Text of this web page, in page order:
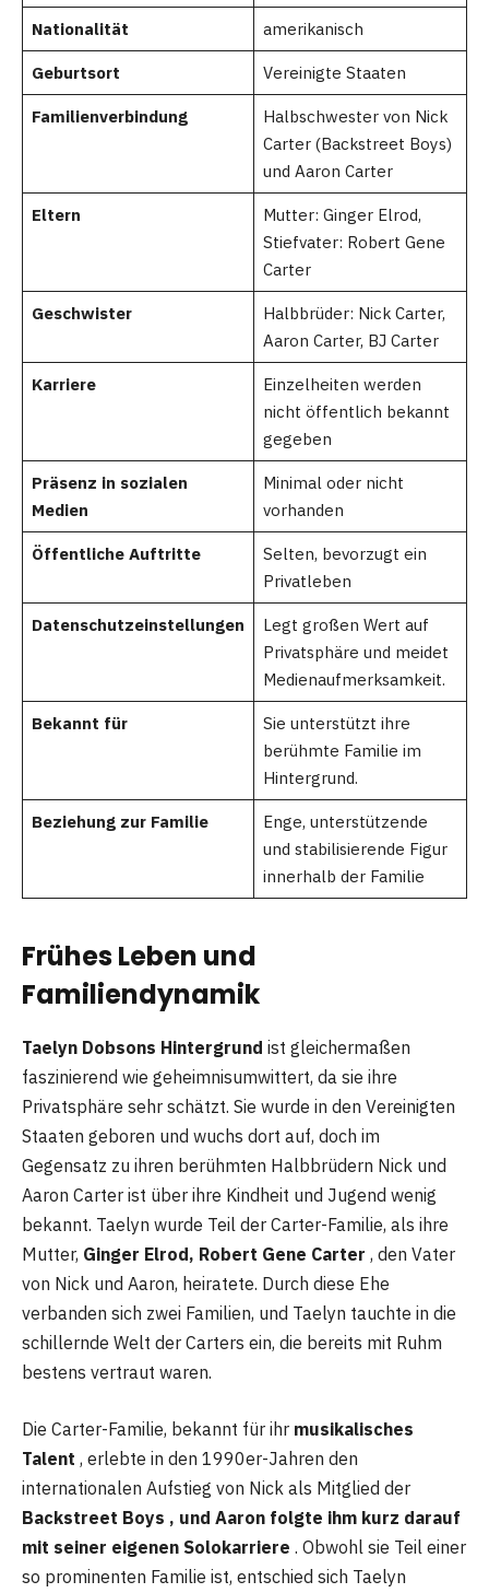
Nationalität amerikanisch
Geburtsort Vereinigte Staaten
Familienverbindung
Halbschwester von Nick
Carter (Backstreet Boys)
und Aaron Carter
Eltern
Mutter: Ginger Elrod,
Stiefvater: Robert Gene
Carter
Geschwister
Halbbrüder: Nick Carter,
Aaron Carter, BJ Carter
Karriere
Einzelheiten werden
nicht öffentlich bekannt
gegeben
Präsenz in sozialen
Medien
Minimal oder nicht
vorhanden
Öffentliche Auftritte
Selten, bevorzugt ein
Privatleben
Datenschutzeinstellungen
Legt großen Wert auf
Privatsphäre und meidet
Medienaufmerksamkeit.
Bekannt für
Sie unterstützt ihre
berühmte Familie im
Hintergrund.
Beziehung zur Familie
Enge, unterstützende
und stabilisierende Figur
innerhalb der Familie
Frühes Leben und
Familiendynamik
Taelyn Dobsons Hintergrund ist gleichermaßen
faszinierend wie geheimnisumwittert, da sie ihre
Privatsphäre sehr schätzt. Sie wurde in den Vereinigten
Staaten geboren und wuchs dort auf, doch im
Gegensatz zu ihren berühmten Halbbrüdern Nick und
Aaron Carter ist über ihre Kindheit und Jugend wenig
bekannt. Taelyn wurde Teil der Carter-Familie, als ihre
Mutter, Ginger Elrod, Robert Gene Carter , den Vater
von Nick und Aaron, heiratete. Durch diese Ehe
verbanden sich zwei Familien, und Taelyn tauchte in die
schillernde Welt der Carters ein, die bereits mit Ruhm
bestens vertraut waren.
Die Carter-Familie, bekannt für ihr musikalisches
Talent , erlebte in den 1990er-Jahren den
internationalen Aufstieg von Nick als Mitglied der
Backstreet Boys , und Aaron folgte ihm kurz darauf
mit seiner eigenen Solokarriere . Obwohl sie Teil einer
so prominenten Familie ist, entschied sich Taelyn